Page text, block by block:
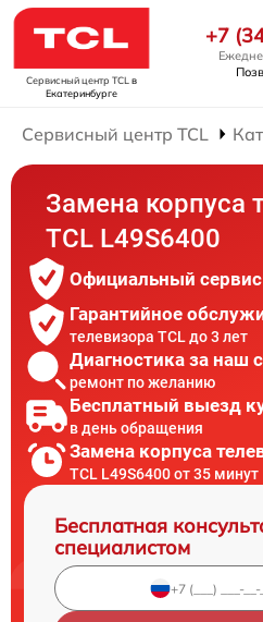
Сервисный центр TCL в
Екатеринбурге
+7
Сервисный центр TCL
Замена корпуса
TCL L49S6400
Официальный сервис
Гарантийное
телевизора TCL до 3 лет
Диагностика за наш
ремонт по желанию
Бесплатный выезд
в день обращения
Замена корпуса
TCL L49S6400 от 35 минут
Бесплатная
специалистом